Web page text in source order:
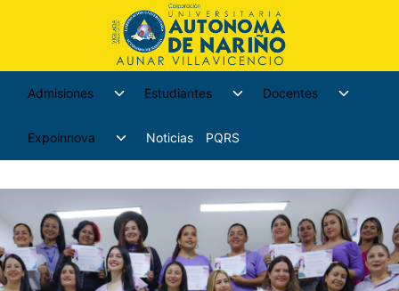
Admisiones Estudiantes Docentes
Expoinnova Noticias PQRS